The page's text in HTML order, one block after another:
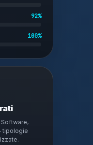
92%
100%
Software,
tipologie